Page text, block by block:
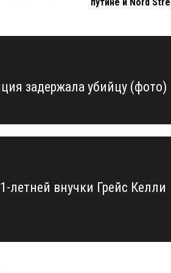
задержала убийцу (фото)
летней внучки Грейс Келли